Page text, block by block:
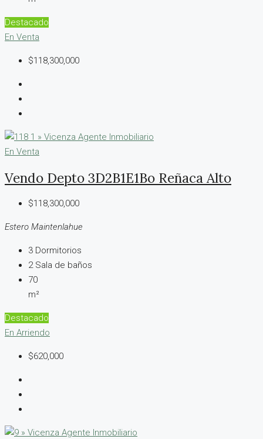
Destacado
En Venta
$118,300,000
En Venta
Vendo Depto 3D2B1E1Bo Reñaca Alto
$118,300,000
Estero Maintenlahue
3 Dormitorios
2 Sala de baños
70
m²
Destacado
En Arriendo
$620,000